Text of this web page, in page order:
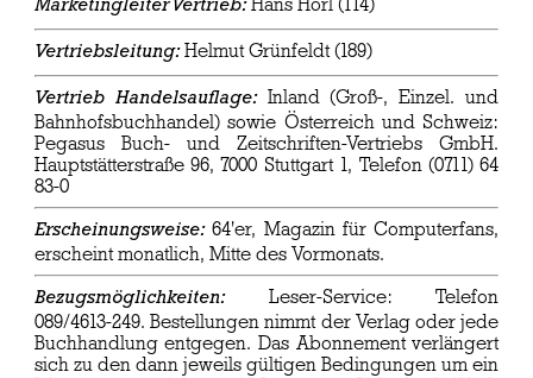
Marketingleiter Vertrieb:Hans Hörl (114)
Vertriebsleitung:Helmut Grünfeldt (189)
Vertrieb Handelsauflage: Inland (Groß-, Einzel. und
Bahnhofsbuchhandel) sowie Österreich und Schweiz:
Pegasus Buch- und Zeitschriften-Vertriebs GmbH.
Hauptstätterstraße 96, 7000 Stuttgart 1, Telefon (0711) 64
83-0
Erscheinungsweise:64'er, Magazin für Computerfans,
erscheint monatlich, Mitte des Vormonats.
Bezugsmöglichkeiten: Leser-Service: Telefon
089/4613-249. Bestellungen nimmt der Verlag oder jede
Buchhandlung entgegen. Das Abonnement verlängert
sich zu den dann jeweils gültigen Bedingungen um ein